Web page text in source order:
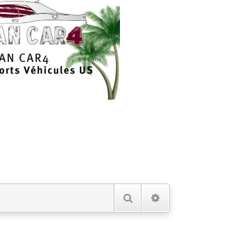
RechercherRecherche avancée